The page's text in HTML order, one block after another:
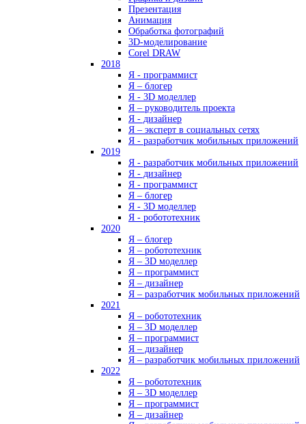
Презентация
Анимация
Обработка фотографий
3D-моделирование
Corel DRAW
2018
Я - программист
Я – блогер
Я - 3D моделлер
Я – руководитель проекта
Я - дизайнер
Я – эксперт в социальных сетях
Я - разработчик мобильных приложений
2019
Я - разработчик мобильных приложений
Я - дизайнер
Я - программист
Я – блогер
Я - 3D моделлер
Я - робототехник
2020
Я – блогер
Я – робототехник
Я – 3D моделлер
Я – программист
Я – дизайнер
Я – разработчик мобильных приложений
2021
Я – робототехник
Я – 3D моделлер
Я – программист
Я – дизайнер
Я – разработчик мобильных приложений
2022
Я – робототехник
Я – 3D моделлер
Я – программист
Я – дизайнер